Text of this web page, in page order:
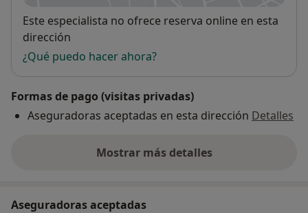
Disponibilidad
Este especialista no ofrece reserva online en esta
dirección
¿Qué puedo hacer ahora?
Formas de pago (visitas privadas)
Aseguradoras aceptadas en esta dirección Detalles
Mostrar más detalles
sobre la dirección
Aseguradoras aceptadas